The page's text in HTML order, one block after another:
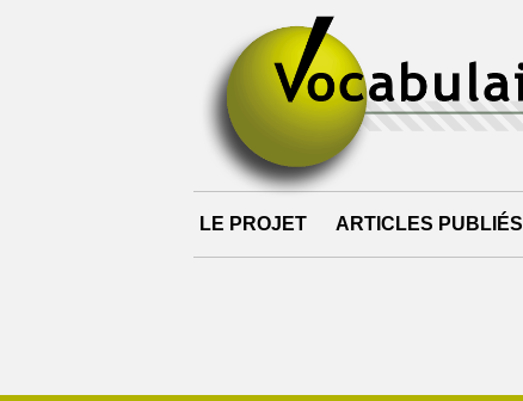
LE PROJET ARTICLES PUBLIÉS